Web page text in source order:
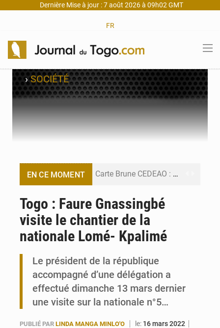
Dernière Mise à jour : 7 août 2026 à 09h02 GMT
FR
›SOCIÉTÉ
EN CE MOMENT Carte Brune CEDEAO : Lomé mise sur la digitalisation des sinistres
Togo : Faure Gnassingbé
visite le chantier de la
nationale Lomé- Kpalimé
Le président de la république
accompagné d’une délégation a
effectué dimanche 13 mars dernier
une visite sur la nationale n°5…
PUBLIÉ PAR LINDA MANGA MINLO'O le: 16 mars 2022